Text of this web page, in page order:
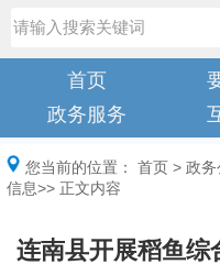
首页
政务服务
您当前的位置： 首页 > 政务
信息>> 正文内容
连南县开展稻鱼综